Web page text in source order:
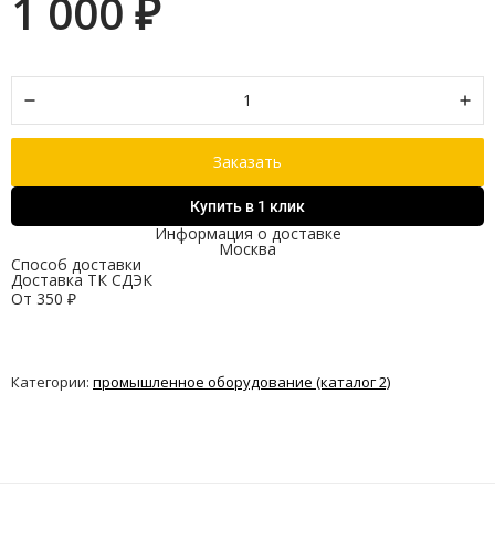
1 000 ₽
Заказать
Купить в 1 клик
Информация о доставке
Москва
Способ доставки
Доставка ТК СДЭК
От 350 ₽
Категории: промышленное оборудование (каталог 2)